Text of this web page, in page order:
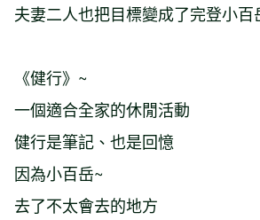
夫妻二人也把目標變成了完登小百
《健行》~
一個適合全家的休閒活動
健行是筆記、也是回憶
因為小百岳~
去了不太會去的地方